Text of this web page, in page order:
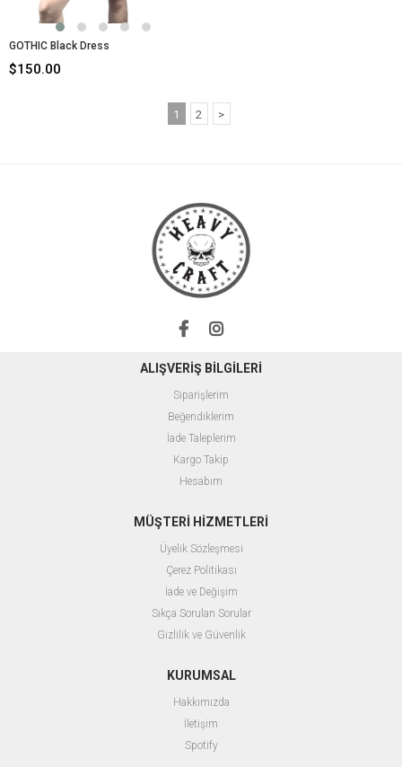
GOTHIC Black Dress
$150.00
1 2 >
ALIŞVERİŞ BİLGİLERİ
Siparişlerim
Beğendiklerim
İade Taleplerim
Kargo Takip
Hesabım
MÜŞTERİ HİZMETLERİ
Üyelik Sözleşmesi
Çerez Politikası
İade ve Değişim
Sıkça Sorulan Sorular
Gizlilik ve Güvenlik
KURUMSAL
Hakkımızda
İletişim
Spotify